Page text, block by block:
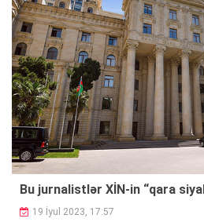
Bu jurnalistlər XİN-in “qara
19 İyul 2023, 17:57